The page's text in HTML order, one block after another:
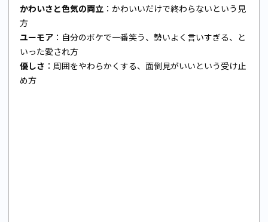
かわいさと色気の両立 ：かわいいだけで終わらないという見
方
ユーモア ：自分のボケで一番笑う、勢いよく言いすぎる、と
いった愛され方
優しさ ：周囲をやわらかくする、面倒見がいいという受け止
め方